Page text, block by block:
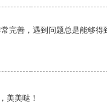
完善，遇到问题总是能够得
美美哒！